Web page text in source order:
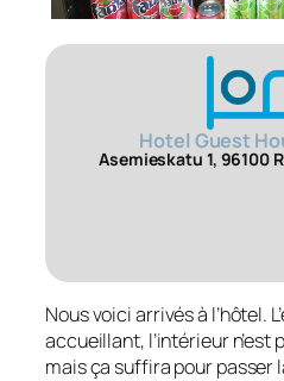
Hotel Guest
Asemieskatu 1, 96100
Nous voici arrivés à l’hôtel.
accueillant, l’intérieur n’est
mais ça suffira pour passer